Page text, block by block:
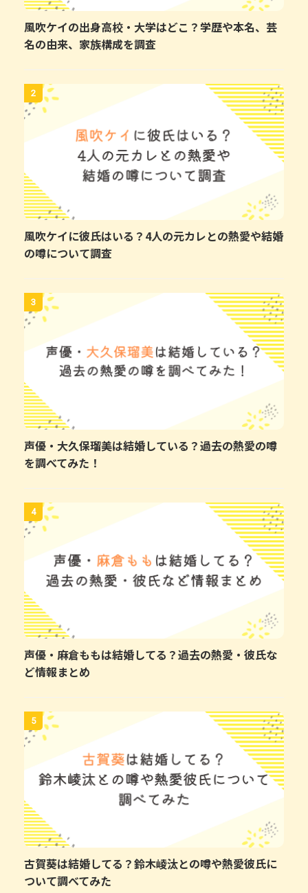
風吹ケイの出身高校・大学はどこ？学歴や本名、芸
名の由来、家族構成を調査
2
風吹ケイに彼氏はいる？4人の元カレとの熱愛や結婚
の噂について調査
3
声優・大久保瑠美は結婚している？過去の熱愛の噂
を調べてみた！
4
声優・麻倉ももは結婚してる？過去の熱愛・彼氏な
ど情報まとめ
5
古賀葵は結婚してる？鈴木崚汰との噂や熱愛彼氏に
ついて調べてみた